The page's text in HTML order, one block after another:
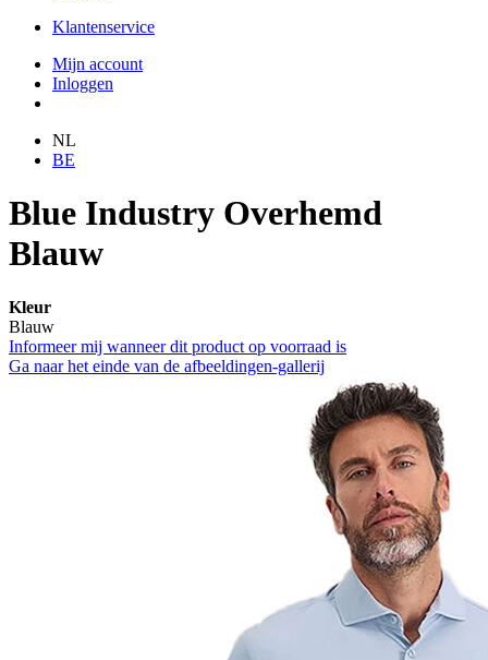
Klantenservice
Mijn account
Inloggen
NL
BE
Blue Industry Overhemd
Blauw
Kleur
Blauw
Informeer mij wanneer dit product op voorraad is
Ga naar het einde van de afbeeldingen-gallerij